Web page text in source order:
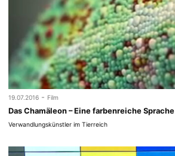
19.07.2016 - Film
Das Chamäleon – Eine farbenreiche Sprache
Verwandlungskünstler im Tierreich